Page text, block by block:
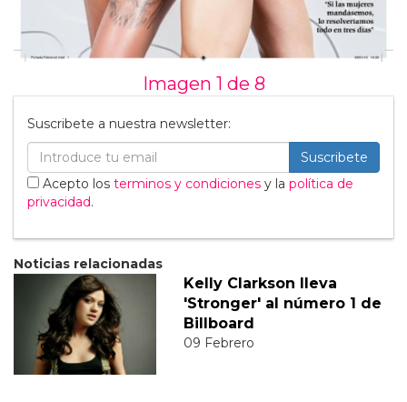
Imagen 1 de 8
Suscribete a nuestra newsletter:
Suscribete
Acepto los terminos y condiciones y la política de
privacidad.
Noticias relacionadas
Kelly Clarkson lleva
'Stronger' al número 1 de
Billboard
09 Febrero